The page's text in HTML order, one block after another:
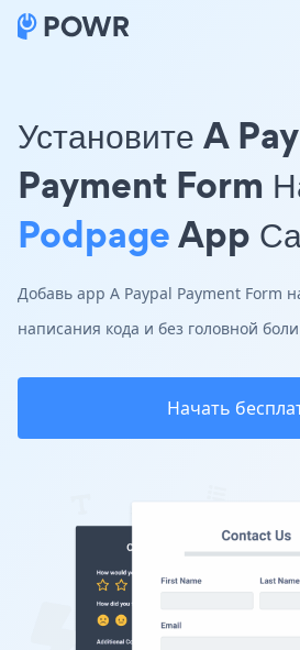
Установите A
Payment Form
PodpageApp
Добавь app A Paypal Payment Form
написания кода и без головной боли
Начать